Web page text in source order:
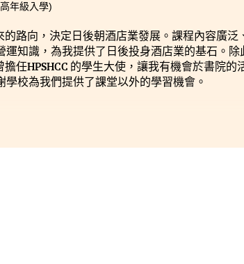
年級入學)
的路向，決定日後朝酒店業發展。課程內容廣泛
知識，為我提供了日後投身酒店業的基石。除
任HPSHCC 的學生大使，讓我有機會於書院的
校為我們提供了課堂以外的學習機會。